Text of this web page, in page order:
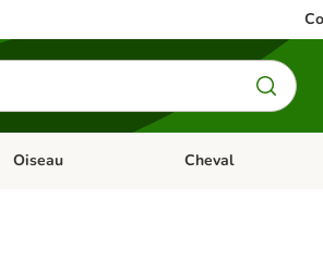
& Co
Dérouler les catégories: Poisson
Oiseau Dérouler les
Cheval